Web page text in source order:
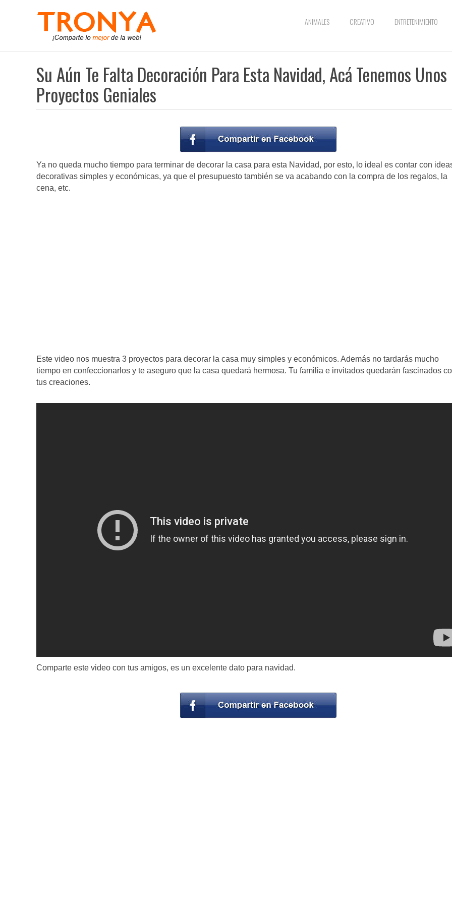
ANIMALES CREATIVO ENTRETENIMIENTO
Su Aún Te Falta Decoración Para Esta Navidad, Acá Tenemos Unos
Proyectos Geniales
Ya no queda mucho tiempo para terminar de decorar la casa para esta Navidad, por esto, lo ideal es contar con
decorativas simples y económicas, ya que el presupuesto también se va acabando con la compra de los regalos, la
cena, etc.
Este video nos muestra 3 proyectos para decorar la casa muy simples y económicos. Además no tardarás mucho
tiempo en confeccionarlos y te aseguro que la casa quedará hermosa. Tu familia e invitados quedarán fascinados
tus creaciones.
Comparte este video con tus amigos, es un excelente dato para navidad.